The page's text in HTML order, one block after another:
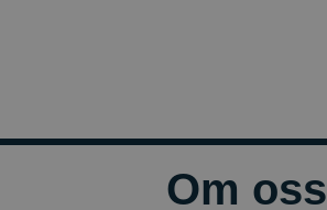
Om oss